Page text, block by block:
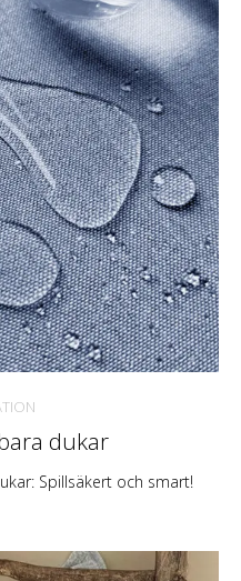
dukar
Spillsäkert och smart!